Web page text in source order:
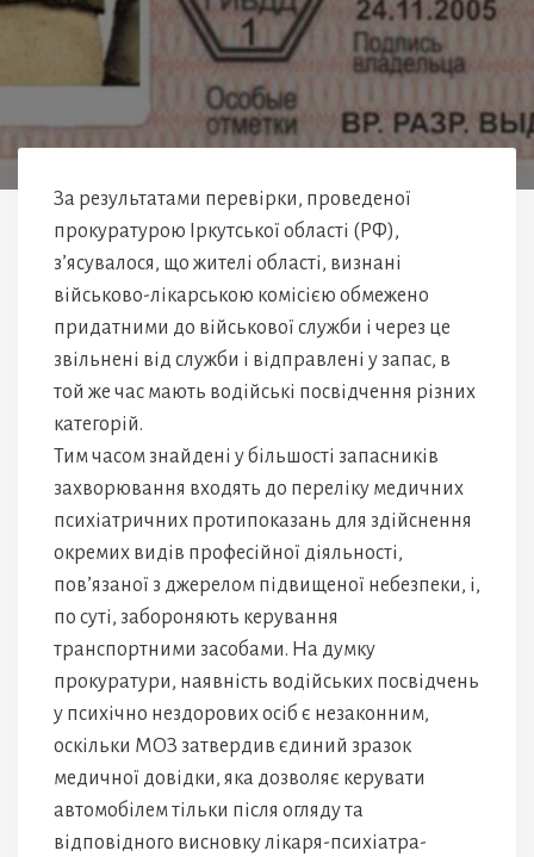
За результатами перевірки, проведеної
прокуратурою Іркутської області (РФ),
з’ясувалося, що жителі області, визнані
військово-лікарською комісією обмежено
придатними до військової служби і через це
звільнені від служби і відправлені у запас, в
той же час мають водійські посвідчення різних
категорій.
Тим часом знайдені у більшості запасників
захворювання входять до переліку медичних
психіатричних протипоказань для здійснення
окремих видів професійної діяльності,
пов’язаної з джерелом підвищеної небезпеки, і,
по суті, забороняють керування
транспортними засобами. На думку
прокуратури, наявність водійських посвідчень
у психічно нездорових осіб є незаконним,
оскільки МОЗ затвердив єдиний зразок
медичної довідки, яка дозволяє керувати
автомобілем тільки після огляду та
відповідного висновку лікаря-психіатра-